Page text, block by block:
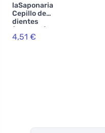
laSaponaria
Cepillo de
dientes
(mediano) -
materiales 100%
4,51 €